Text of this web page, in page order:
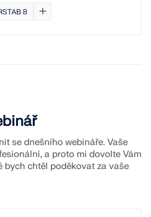
8
se dnešního webináře. Vaše
a proto mi dovolte Vám
bych chtěl poděkovat za vaše